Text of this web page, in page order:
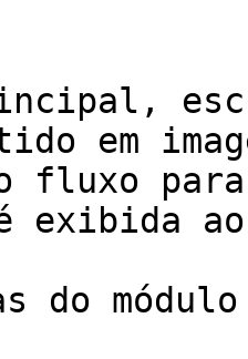
em
fluxo
exibida
do módulo